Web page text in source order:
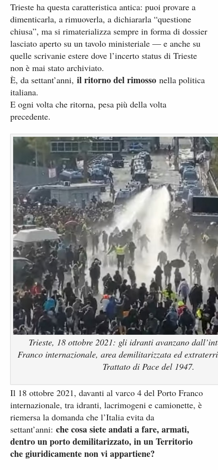
Trieste ha questa caratteristica antica: puoi provare a
dimenticarla, a rimuoverla, a dichiararla “questione
chiusa”, ma si rimaterializza sempre in forma di dossier
lasciato aperto su un tavolo ministeriale — e anche su
quelle scrivanie estere dove l’incerto status di Trieste
non è mai stato archiviato.
È, da settant’anni,il ritorno del rimosso nella politica
italiana.
E ogni volta che ritorna, pesa più della volta
precedente.
Trieste, 18 ottobre 2021: gli idranti avanzano
Franco internazionale, area demilitarizzata ed
Trattato di Pace del 1947.
Il 18 ottobre 2021, davanti al varco 4 del Porto Franco
internazionale, tra idranti, lacrimogeni e camionette, è
riemersa la domanda che l’Italia evita da
settant’anni:che cosa siete andati a fare, armati,
dentro un porto demilitarizzato, in un Territorio
che giuridicamente non vi appartiene?